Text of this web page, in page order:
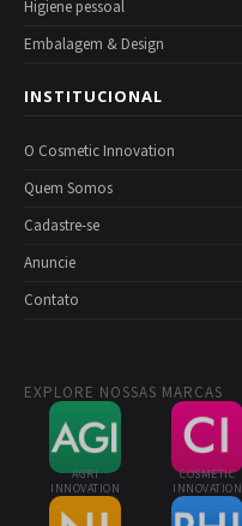
Higiene pessoal
Embalagem & Design
INSTITUCIONAL
O Cosmetic Innovation
Quem Somos
Cadastre-se
Anuncie
Contato
EXPLORE NOSSAS MARCAS
AGRI
INNOVATION
COSMETIC
INNOVATION